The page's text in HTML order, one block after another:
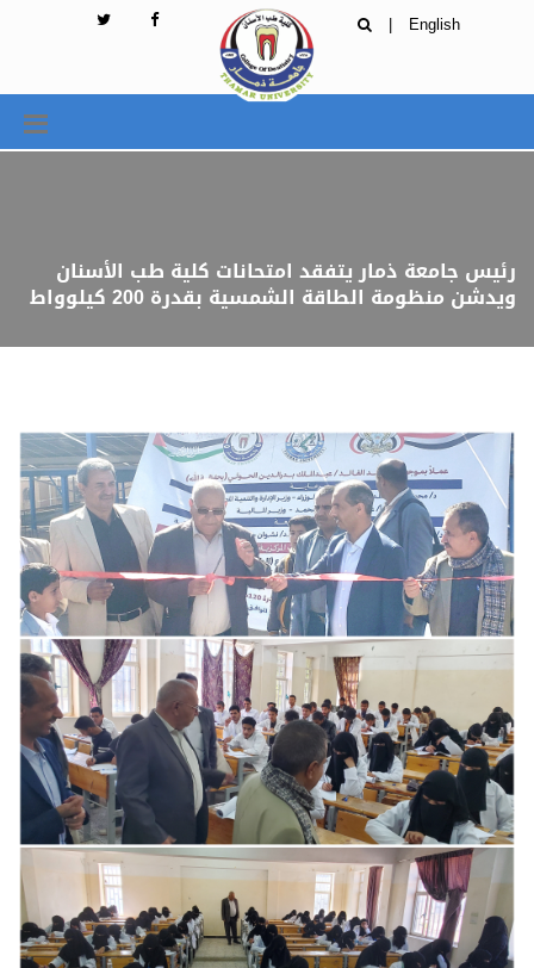
English
|
رئيس جامعة ذمار يتفقد امتحانات كلية طب الأسنان
ويدشن منظومة الطاقة الشمسية بقدرة 200 كيلوواط